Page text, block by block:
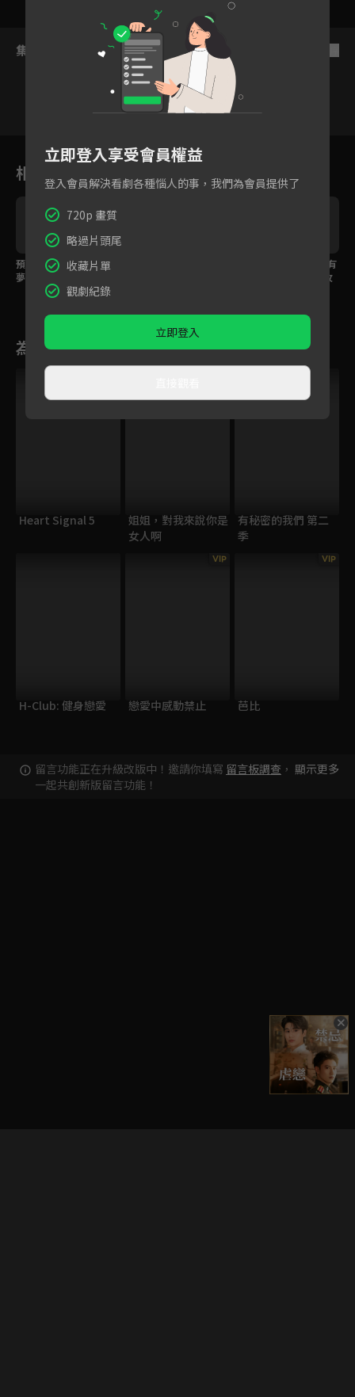
集數列表
2 3
相關花絮
預告｜為愛出發珍藏的
夢想之地，能找到跟我
很合的人嗎？
EP03預告｜四人當中有
一位會落單！先展開攻
為您推薦
Heart Signal 5
姐姐，對我來說你是
女人啊
有秘密的我們 第二
季
H-Club: 健身戀愛
VIP
戀愛中感動禁止
VIP
芭比
留言功能正在升級改版中！邀請你填寫 留言板調查 ，
一起共創新版留言功能！
顯示更多
立即登入享受會員權益
登入會員解決看劇各種惱人的事，我們為會員提供了
720p 畫質
略過片頭尾
收藏片單
觀劇紀錄
立即登入